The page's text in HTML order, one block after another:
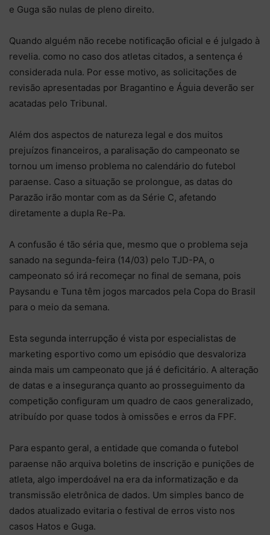
e Guga são nulas de pleno direito.
Quando alguém não recebe notificação oficial e é julgado à
revelia. como no caso dos atletas citados, a sentença é
considerada nula. Por esse motivo, as solicitações de
revisão apresentadas por Bragantino e Águia deverão ser
acatadas pelo Tribunal.
Além dos aspectos de natureza legal e dos muitos
prejuízos financeiros, a paralisação do campeonato se
tornou um imenso problema no calendário do futebol
paraense. Caso a situação se prolongue, as datas do
Parazão irão montar com as da Série C, afetando
diretamente a dupla Re-Pa.
A confusão é tão séria que, mesmo que o problema seja
sanado na segunda-feira (14/03) pelo TJD-PA, o
campeonato só irá recomeçar no final de semana, pois
Paysandu e Tuna têm jogos marcados pela Copa do Brasil
para o meio da semana.
Esta segunda interrupção é vista por especialistas de
marketing esportivo como um episódio que desvaloriza
ainda mais um campeonato que já é deficitário. A alteração
de datas e a insegurança quanto ao prosseguimento da
competição configuram um quadro de caos generalizado,
atribuído por quase todos à omissões e erros da FPF.
Para espanto geral, a entidade que comanda o futebol
paraense não arquiva boletins de inscrição e punições de
atleta, algo imperdoável na era da informatização e da
transmissão eletrônica de dados. Um simples banco de
dados atualizado evitaria o festival de erros visto nos
casos Hatos e Guga.